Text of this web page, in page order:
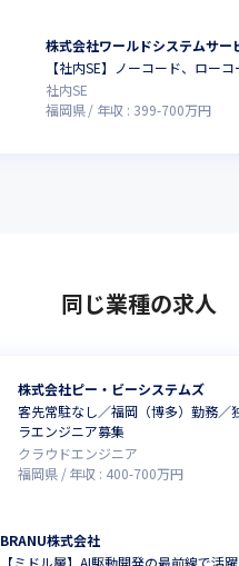
株式会社ワールドシステムサー
【社内SE】ノーコード、ロー
社内SE
福岡県
年収 : 399-700万円
同じ業種の求人
株式会社ピー・ビーシステムズ
客先常駐なし／福岡（博多）勤務／
ラエンジニア募集
クラウドエンジニア
福岡県
年収 : 400-700万円
BRANU株式会社
【ミドル層】AI駆動開発の最前線で活